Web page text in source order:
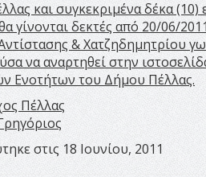
και συγκεκριμένα δέκα (10)
γίνονται δεκτές από 20/06/
& Χατζηδημητρίου
να αναρτηθεί στην
Ενοτήτων του Δήμου Πέλλας.
Πέλλας
στις 18 Ιουνίου, 2011